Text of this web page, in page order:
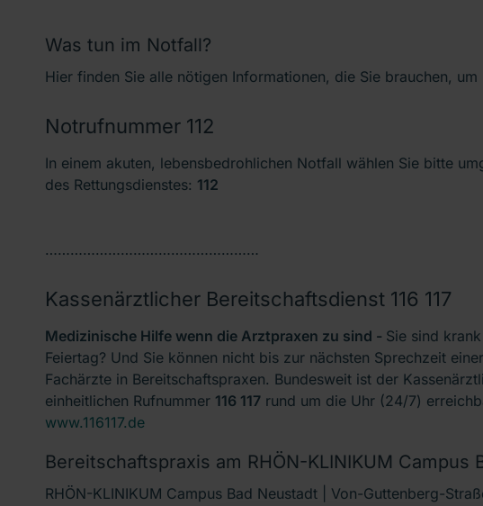
Was tun im Notfall?
Hier finden Sie alle nötigen Informationen, die Sie brauchen,
Notrufnummer 112
In einem akuten, lebensbedrohlichen Notfall wählen Sie bitte
des Rettungsdienstes: 112
……………………………………………
Kassenärztlicher Bereitschaftsdienst 116 117
Medizinische Hilfe wenn die Arztpraxen zu sind - Sie sind
Feiertag? Und Sie können nicht bis zur nächsten Sprechzeit
Fachärzte in Bereitschaftspraxen. Bundesweit ist der
einheitlichen Rufnummer 116 117 rund um die Uhr (24/7)
www.116117.de
Bereitschaftspraxis am RHÖN-KLINIKUM Campus
RHÖN-KLINIKUM Campus Bad Neustadt | Von-Guttenberg-